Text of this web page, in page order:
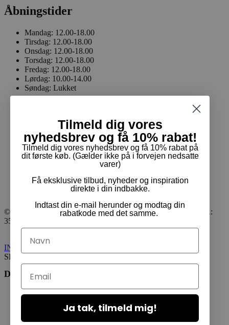
Åbningstider
Mandag: 12.00-18.00
Tirsdag: 12.00-18.00
Onsdag: 12.00-18.00
Torsdag: 12.00-18.00
Fredag: 12.00-18.00
Lørdag: 10.00-14.00
Søndag: Lukket
Handelsbetingelser
Returnering & ombytning
Cookie- og privatpolitik
Handelsbetingelser
Returnering & ombytning
Cookie- og privatpolitik
© Pam Rideudstyr ApS 2024 | Alle rettigheder forbeholdt. CVR:
35413499
INDKØBSKURV
SET FORNYLIGT
Du er måske interesseret i
Tilmeld dig vores
nyhedsbrev og få 10% rabat!
Tilmeld dig vores nyhedsbrev og få 10% rabat på
dit første køb. (Gælder ikke på i forvejen nedsatte
varer)
Få eksklusive tilbud, nyheder og inspiration
direkte i din indbakke.
Indtast din e-mail herunder og modtag din
rabatkode med det samme.
Navn
Email
Ja tak, tilmeld mig!